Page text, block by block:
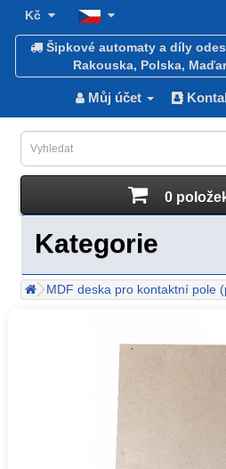
Kč
Šipkové automaty a díly
Rakouska, Polska,
Můj účet
0
Kategorie
MDF deska pro kontaktní pole